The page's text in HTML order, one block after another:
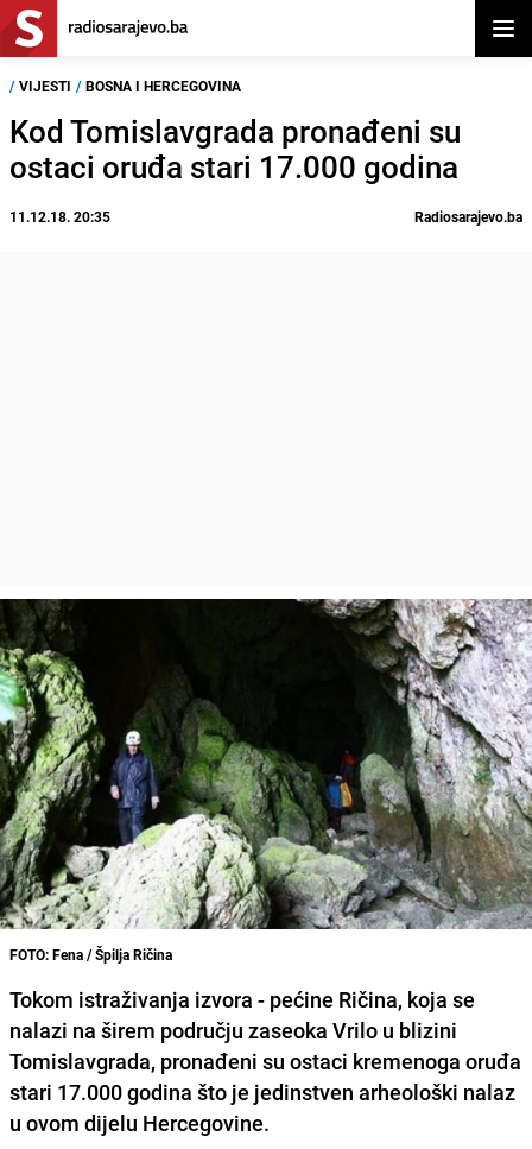
/ VIJESTI / BOSNA I HERCEGOVINA
Kod Tomislavgrada pronađeni su
ostaci oruđa stari 17.000 godina
11.12.18. 20:35 Radiosarajevo.ba
FOTO: Fena / Špilja Ričina
Tokom istraživanja izvora - pećine Ričina, koja se
nalazi na širem području zaseoka Vrilo u blizini
Tomislavgrada, pronađeni su ostaci kremenoga oruđa
stari 17.000 godina što je jedinstven arheološki nalaz
u ovom dijelu Hercegovine.